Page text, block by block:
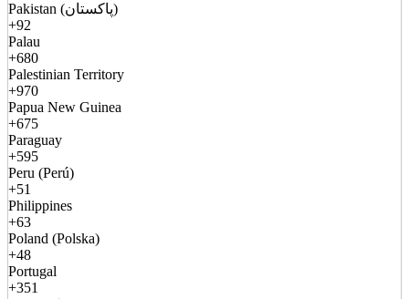
Pakistan (پاکستان)
+92
Palau
+680
Palestinian Territory
+970
Papua New Guinea
+675
Paraguay
+595
Peru (Perú)
+51
Philippines
+63
Poland (Polska)
+48
Portugal
+351